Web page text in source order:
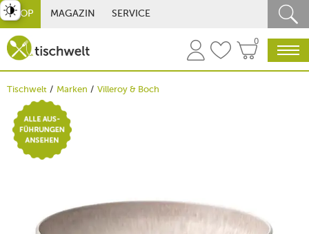
SHOP MAGAZIN SERVICE
0
Tischwelt Marken Villeroy & Boch
umschalten